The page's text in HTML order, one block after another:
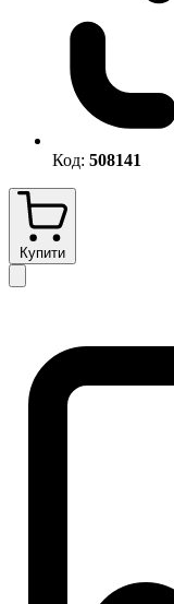
Код: 508141
Купити